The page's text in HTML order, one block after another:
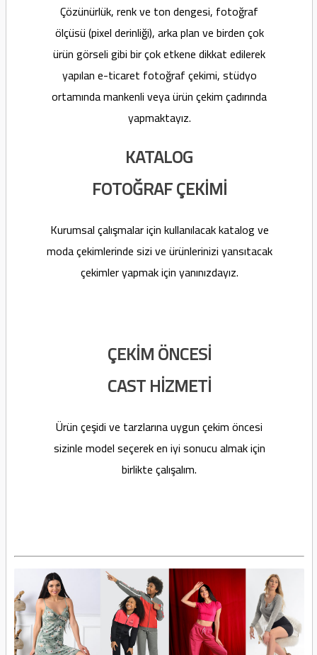
Çözünürlük, renk ve ton dengesi, fotoğraf
ölçüsü (pixel derinliği), arka plan ve birden çok
ürün görseli gibi bir çok etkene dikkat edilerek
yapılan e-ticaret fotoğraf çekimi, stüdyo
ortamında mankenli veya ürün çekim çadırında
yapmaktayız.
KATALOG
FOTOĞRAF ÇEKİMİ
Kurumsal çalışmalar için kullanılacak katalog ve
moda çekimlerinde sizi ve ürünlerinizi yansıtacak
çekimler yapmak için yanınızdayız.
ÇEKİM ÖNCESİ
CAST HİZMETİ
Ürün çeşidi ve tarzlarına uygun çekim öncesi
sizinle model seçerek en iyi sonucu almak için
birlikte çalışalım.